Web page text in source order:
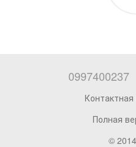
0997400237
Полная
©